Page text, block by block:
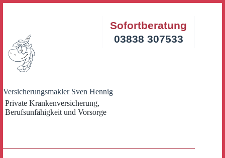
Versicherungsmakler Sven Hennig
Private Krankenversicherung,
Berufsunfähigkeit und Vorsorge
Sofortberatung
03838 307533